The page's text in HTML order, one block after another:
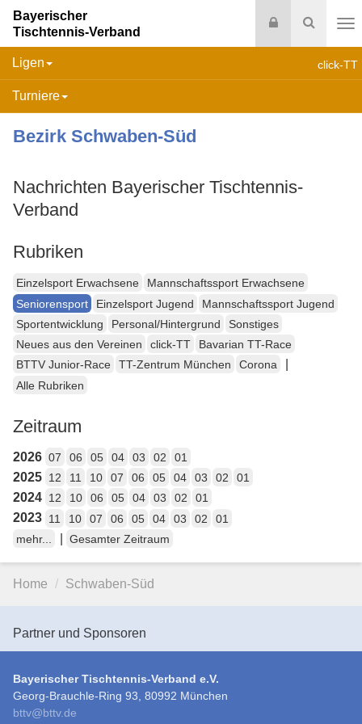
Suche
Login
Bayerischer
Tischtennis-Verband
click-TT
Ligen
Turniere
Bezirk Schwaben-Süd
Nachrichten Bayerischer Tischtennis-
Verband
Rubriken
Einzelsport Erwachsene
Mannschaftssport Erwachsene
Seniorensport
Einzelsport Jugend
Mannschaftssport Jugend
Sportentwicklung
Personal/Hintergrund
Sonstiges
Neues aus den Vereinen
click-TT
Bavarian TT-Race
BTTV Junior-Race
TT-Zentrum München Corona
Alle Rubriken
Zeitraum
2026 07 06 05 04 03 02 01
2025 12 11 10 07 06 05 04 03 02 01
2024 12 10 06 05 04 03 02 01
2023 11 10 07 06 05 04 03 02
01
mehr...
Gesamter Zeitraum
Home Schwaben-Süd
Partner und Sponsoren
Bayerischer Tischtennis-Verband e.V.
Georg-Brauchle-Ring 93, 80992 München
bttv@bttv.de